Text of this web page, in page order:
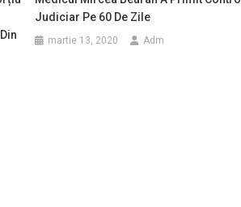
Judiciar Pe 60 De Zile
martie 13, 2020 Adm